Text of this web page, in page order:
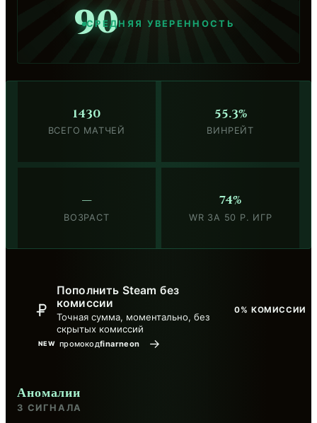
90
СРЕДНЯЯ УВЕРЕННОСТЬ
1430
ВСЕГО МАТЧЕЙ
55.3%
ВИНРЕЙТ
—
ВОЗРАСТ
74%
WR ЗА 50 Р. ИГР
0% КОМИССИИ
NEW промокодfinarneon
Пополнить Steam без
комиссии
Точная сумма, моментально, без
скрытых комиссий
→
Аномалии
3 СИГНАЛА